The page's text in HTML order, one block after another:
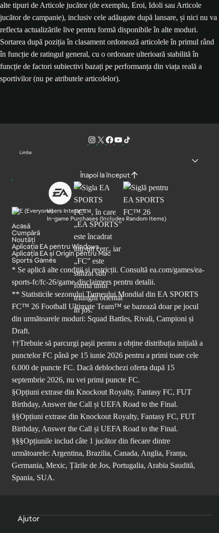
alte tipuri de Articole jucător (de exemplu, Eroi, Idoli sau Articole
jucător de campanie), inclusiv cele adăugate după lansare, și nici nu va
reflecta actualizările live pentru formă disponibile în alte moduri.
Sortarea după poziția în clasament ordonează articolele în primul rând
în funcție de ratingul general, cu o ordonare ulterioară stabilită în
funcție de factori subiectivi bazați pe performanța din viața reală a
sportivilor (nu pe atributele articolelor).
Limba
Înapoi la început
Users Interact
In-game Purchases (Includes Random Items)
Acasă
Cumpără
Noutăți
Aplicația EA pentru Windows
Aplicația EA și Origin pentru Mac
Sports Games
* Se aplică alte condiții și restricții. Consultă ea.com/games/ea-
sports-fc/fc-26/game-disclaimers pentru detalii.
** Statisticile sezonului Turneului Mondial din EA SPORTS
FC™ 26 Football Ultimate Team™ se bazează doar pe jocul
din următoarele moduri: Squad Battles, Rivali, Campioni și
Draft.
††Trebuie să parcurgi pașii pentru a obține distribuția inițială a
punctelor FC până pe 15 iunie 2026 pentru a primi toate cele
6.000 de puncte FC. Dacă deblochezi oferta după 15
septembrie 2026, nu vei primi puncte FC.
§Opțiuni extrase din Knockout Royalty, Fantasy FC, FUT
Birthday, Answer the Call și UEFA Road to the Final.
§§Opțiuni extrase din Knockout Royalty, Fantasy FC, FUT
Birthday, Answer the Call și UEFA Road to the Final.
§§§Opțiunile includ câte 1 jucător din fiecare dintre
următoarele: Argentina, Brazilia, Canada, Anglia, Franța,
Germania, Mexic, Țările de Jos, Portugalia, Arabia Saudită,
Spania, SUA.
Ajutor